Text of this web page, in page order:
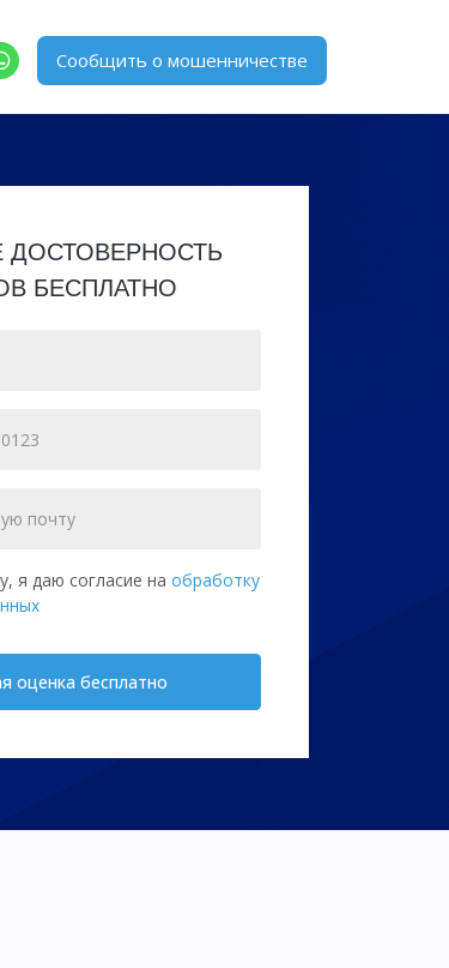
Сообщить о мошенничестве
ДОСТОВЕРНОСТЬ
БЕСПЛАТНО
я даю согласие на обработку
оценка бесплатно